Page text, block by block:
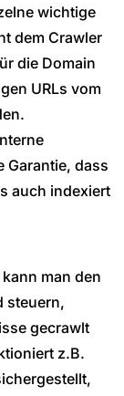
wichtige
dem Crawler
die Domain
URLs vom
Garantie, dass
auch indexiert
man den
steuern,
gecrawlt
z.B.